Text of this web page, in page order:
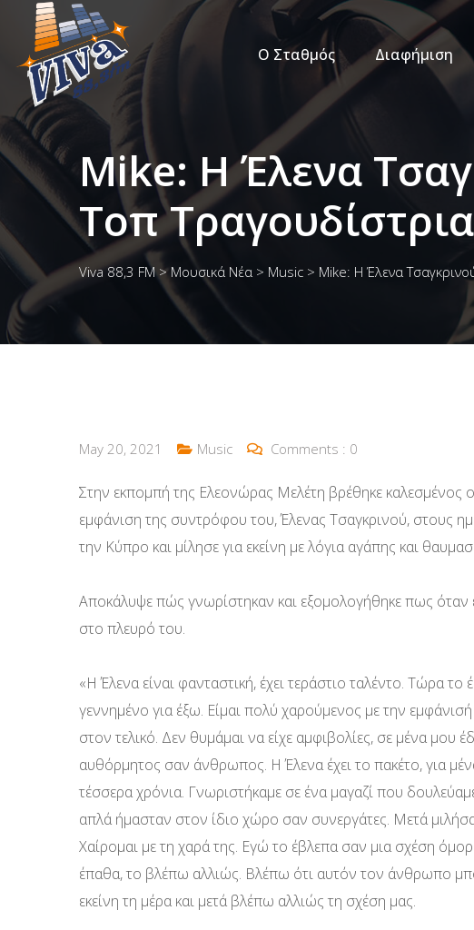
Ο Σταθμός Διαφήμιση
Mike: Η Έλενα
Τοπ Τραγουδίστρια
Viva 88,3 FM> Μουσικά Νέα > Music > Mike: Η Έλενα
May 20, 2021 Music Comments : 0
Στην εκπομπή της Ελεονώρας Μελέτη βρέθηκε καλεσμένος
εμφάνιση της συντρόφου του, Έλενας Τσαγκρινού, στους
την Κύπρο και μίλησε για εκείνη με λόγια αγάπης και
Αποκάλυψε πώς γνωρίστηκαν και εξομολογήθηκε πως όταν
στο πλευρό του.
«Η Έλενα είναι φανταστική, έχει τεράστιο ταλέντο. Τώρα το
γεννημένο για έξω. Είμαι πολύ χαρούμενος με την
στον τελικό. Δεν θυμάμαι να είχε αμφιβολίες, σε μένα μου
αυθόρμητος σαν άνθρωπος. Η Έλενα έχει το πακέτο, για
τέσσερα χρόνια. Γνωριστήκαμε σε ένα μαγαζί που
απλά ήμασταν στον ίδιο χώρο σαν συνεργάτες. Μετά
Χαίρομαι με τη χαρά της. Εγώ το έβλεπα σαν μια σχέση
έπαθα, το βλέπω αλλιώς. Βλέπω ότι αυτόν τον άνθρωπο
εκείνη τη μέρα και μετά βλέπω αλλιώς τη σχέση μας.